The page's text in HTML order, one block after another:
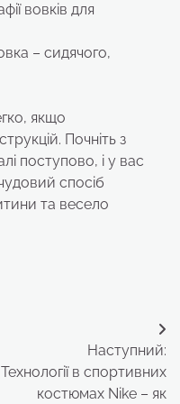
вовків для
– сидячого,
якщо
Почніть з
поступово, і у вас
спосіб
та весело
Наступний:
Технології в спортивних
костюмах Nike – як